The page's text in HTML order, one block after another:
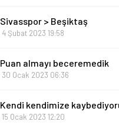
Sivasspor > Beşiktaş
4 Şubat 2023 19:58
Puan almayı beceremedik
30 Ocak 2023 06:36
Kendi kendimize
15 Ocak 2023 12:20